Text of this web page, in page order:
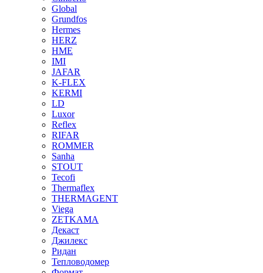
Global
Grundfos
Hermes
HERZ
HME
IMI
JAFAR
K-FLEX
KERMI
LD
Luxor
Reflex
RIFAR
ROMMER
Sanha
STOUT
Tecofi
Thermaflex
THERMAGENT
Viega
ZETKAMA
Декаст
Джилекс
Ридан
Тепловодомер